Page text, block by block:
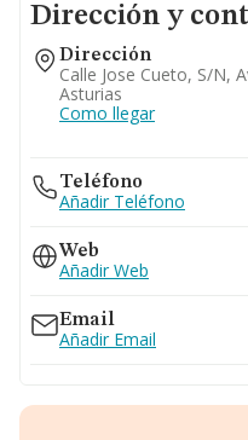
Dirección y
Dirección
Calle Jose Cueto, S/n,
Asturias
Como llegar
Teléfono
Añadir Teléfono
Web
Añadir Web
Email
Añadir Email